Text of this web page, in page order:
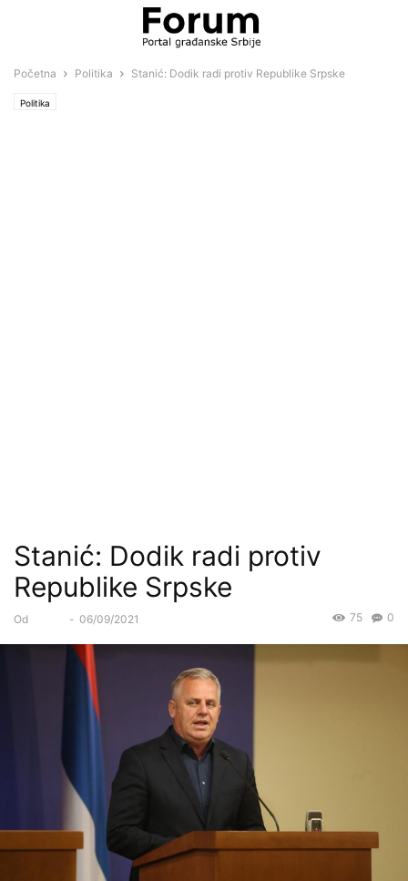
Početna Politika Stanić: Dodik radi protiv Republike Srpske
Politika
Stanić: Dodik radi protiv
Republike Srpske
Od - 06/09/2021 0
75